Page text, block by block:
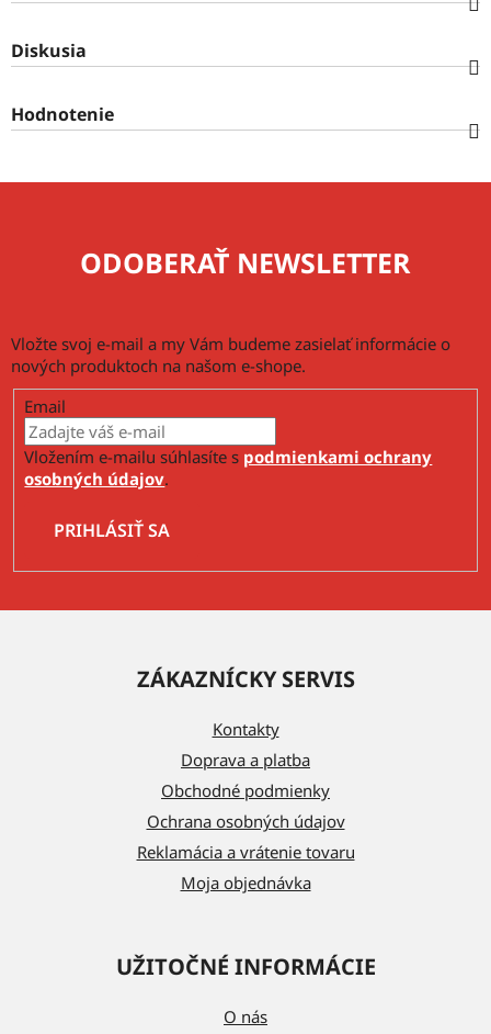
Diskusia
Hodnotenie
ODOBERAŤ NEWSLETTER
Vložte svoj e-mail a my Vám budeme zasielať informácie o
nových produktoch na našom e-shope.
Email
Vložením e-mailu súhlasíte s podmienkami ochrany
osobných údajov.
PRIHLÁSIŤ SA
ZÁKAZNÍCKY SERVIS
Kontakty
Doprava a platba
Obchodné podmienky
Ochrana osobných údajov
Reklamácia a vrátenie tovaru
Moja objednávka
UŽITOČNÉ INFORMÁCIE
O nás